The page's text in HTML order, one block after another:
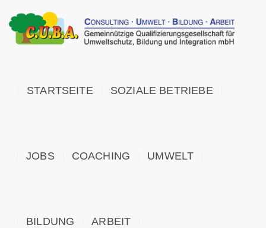
STARTSEITE SOZIALE BETRIEBE
JOBS COACHING UMWELT
BILDUNG ARBEIT